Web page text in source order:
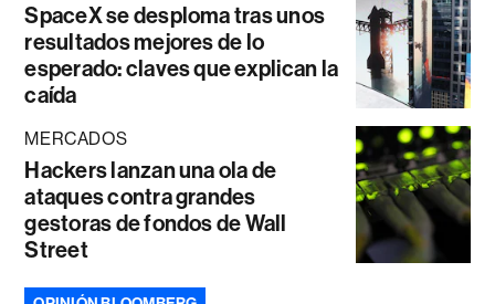
SpaceX se desploma tras unos
resultados mejores de lo
esperado: claves que explican la
caída
MERCADOS
Hackers lanzan una ola de
ataques contra grandes
gestoras de fondos de Wall
Street